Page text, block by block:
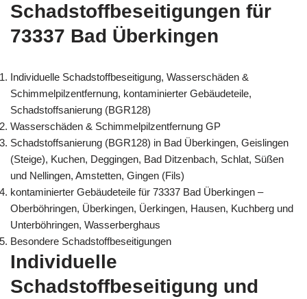
Schadstoffbeseitigungen für
73337 Bad Überkingen
Individuelle Schadstoffbeseitigung, Wasserschäden &
Schimmelpilzentfernung, kontaminierter Gebäudeteile,
Schadstoffsanierung (BGR128)
Wasserschäden & Schimmelpilzentfernung GP
Schadstoffsanierung (BGR128) in Bad Überkingen, Geislingen
(Steige), Kuchen, Deggingen, Bad Ditzenbach, Schlat, Süßen
und Nellingen, Amstetten, Gingen (Fils)
kontaminierter Gebäudeteile für 73337 Bad Überkingen –
Oberböhringen, Überkingen, Üerkingen, Hausen, Kuchberg und
Unterböhringen, Wasserberghaus
Besondere Schadstoffbeseitigungen
Individuelle
Schadstoffbeseitigung und